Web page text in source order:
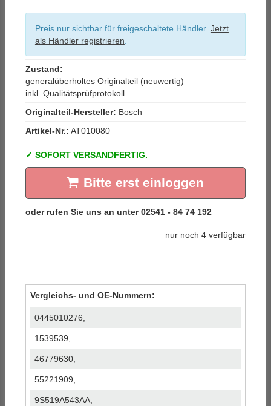
Preis nur sichtbar für freigeschaltete Händler. Jetzt
als Händler registrieren
Zustand:
generalüberholtes Originalteil (neuwertig)
inkl. Qualitätsprüfprotokoll
Originalteil-Hersteller: Bosch
Artikel-Nr.: AT010080
SOFORT VERSANDFERTIG.
Bitte erst einloggen
nur noch 4 verfügbar
Vergleichs- und OE-Nummern:
0445010276,
1539539,
46779630,
55221909,
9S519A543AA,